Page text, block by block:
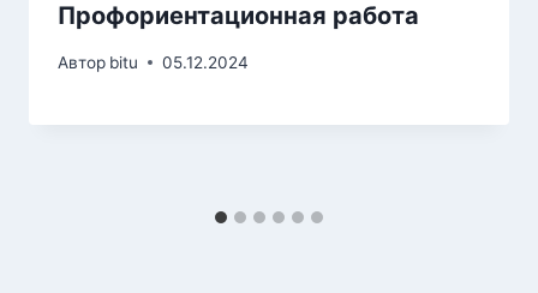
Профориентационная работа
Автор bitu 05.12.2024